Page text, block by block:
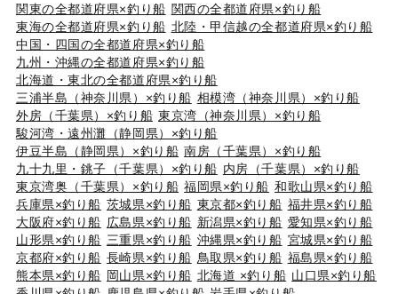
関東の全都道府県×釣り船 関西の全都道府県×釣り船
東海の全都道府県×釣り船 北陸・甲信越の全都道府県×釣り船
中国・四国の全都道府県×釣り船
九州・沖縄の全都道府県×釣り船
北海道・東北の全都道府県×釣り船
三浦半島（神奈川県）×釣り船 相模湾（神奈川県）×釣り船
外房（千葉県）×釣り船 東京湾（神奈川県）×釣り船
駿河湾・遠州灘（静岡県）×釣り船
伊豆半島（静岡県）×釣り船 南房（千葉県）×釣り船
九十九里・銚子（千葉県）×釣り船 内房（千葉県）×釣り船
東京湾奥（千葉県）×釣り船 福岡県×釣り船 和歌山県×釣り船
兵庫県×釣り船 茨城県×釣り船 東京都×釣り船 福井県×釣り船
大阪府×釣り船 広島県×釣り船 新潟県×釣り船 愛知県×釣り船
山形県×釣り船 三重県×釣り船 沖縄県×釣り船 宮城県×釣り船
京都府×釣り船 長崎県×釣り船 鳥取県×釣り船 福島県×釣り船
熊本県×釣り船 岡山県×釣り船 北海道 ×釣り船 山口県×釣り船